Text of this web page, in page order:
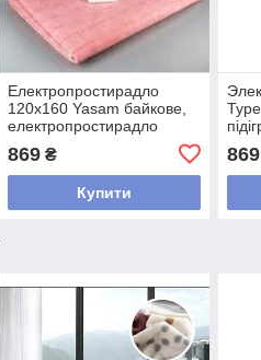
Електропростирадло
120х160 Yasam байкове,
електропростирадло
турецьке простирадло з
підігрівом електроковдра
Рожевий
869₴
Купити
869